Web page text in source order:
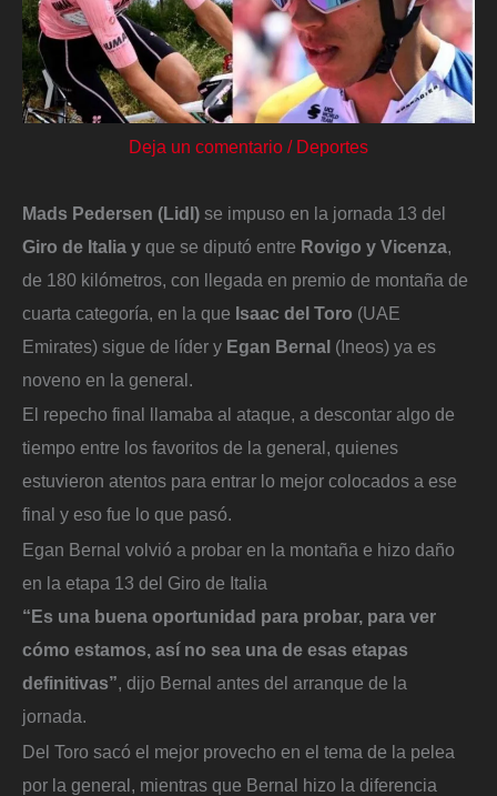
Deja un comentario / Deportes
Mads Pedersen (Lidl) se impuso en la jornada 13 del
Giro de Italia y que se diputó entre Rovigo y Vicenza,
de 180 kilómetros, con llegada en premio de montaña de
cuarta categoría, en la que Isaac del Toro (UAE
Emirates) sigue de líder y Egan Bernal (Ineos) ya es
noveno en la general.
El repecho final llamaba al ataque, a descontar algo de
tiempo entre los favoritos de la general, quienes
estuvieron atentos para entrar lo mejor colocados a ese
final y eso fue lo que pasó.
Egan Bernal volvió a probar en la montaña e hizo daño
en la etapa 13 del Giro de Italia
“Es una buena oportunidad para probar, para ver
cómo estamos, así no sea una de esas etapas
definitivas”, dijo Bernal antes del arranque de la
jornada.
Del Toro sacó el mejor provecho en el tema de la pelea
por la general, mientras que Bernal hizo la diferencia